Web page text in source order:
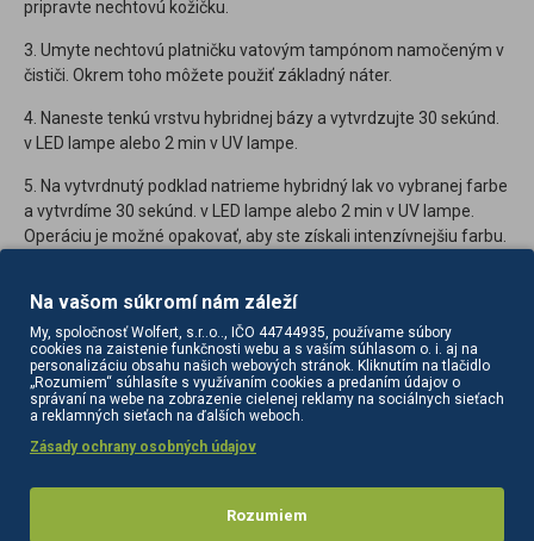
pripravte nechtovú kožičku.
3. Umyte nechtovú platničku vatovým tampónom namočeným v
čističi. Okrem toho môžete použiť základný náter.
4. Naneste tenkú vrstvu hybridnej bázy a vytvrdzujte 30 sekúnd.
v LED lampe alebo 2 min v UV lampe.
5. Na vytvrdnutý podklad natrieme hybridný lak vo vybranej farbe
a vytvrdíme 30 sekúnd. v LED lampe alebo 2 min v UV lampe.
Operáciu je možné opakovať, aby ste získali intenzívnejšiu farbu.
sekúnd. v LED lampe alebo 2 min v UV lampe. V závislosti od typu
vrchnej časti môže byť potrebné ju umyť čistiacim prostriedkom.
7. Pre lepšiu starostlivosť odporúčame naniesť olivový olej na
nechtovú kožičku okolo nechtov.
Na vašom súkromí nám záleží
My, spoločnosť Wolfert, s.r..o.., IČO 44744935, používame súbory
cookies na zaistenie funkčnosti webu a s vaším súhlasom o. i. aj na
personalizáciu obsahu našich webových stránok. Kliknutím na tlačidlo
„Rozumiem“ súhlasíte s využívaním cookies a predaním údajov o
správaní na webe na zobrazenie cielenej reklamy na sociálnych sieťach
a reklamných sieťach na ďalších weboch.
Zásady ochrany osobných údajov
Rozumiem